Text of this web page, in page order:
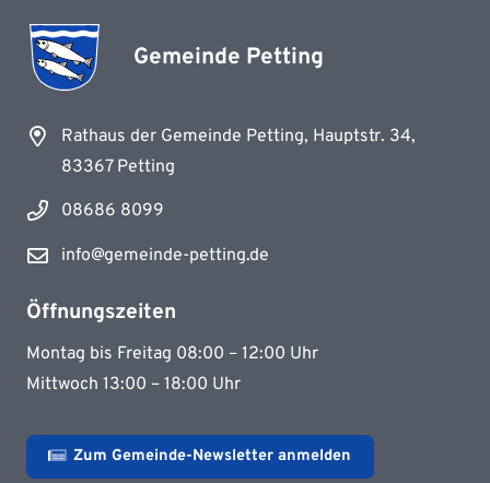
Gemeinde Petting
Rathaus der Gemeinde Petting, Hauptstr. 34,
83367 Petting
08686 8099
info@gemeinde-petting.de
Öffnungszeiten
Montag bis Freitag 08:00 – 12:00 Uhr
Mittwoch 13:00 – 18:00 Uhr
Zum Gemeinde-Newsletter anmelden